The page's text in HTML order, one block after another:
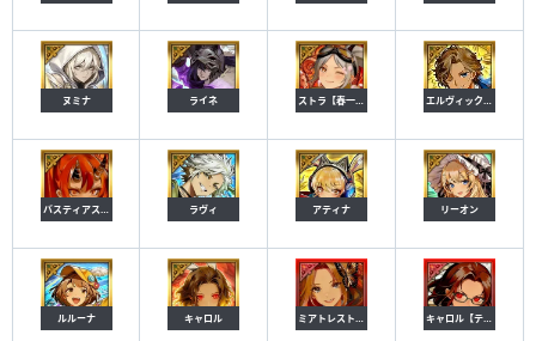
ヌミナ ライネ
ラヴィ アティナ リーオン
ルルーナ キャロル